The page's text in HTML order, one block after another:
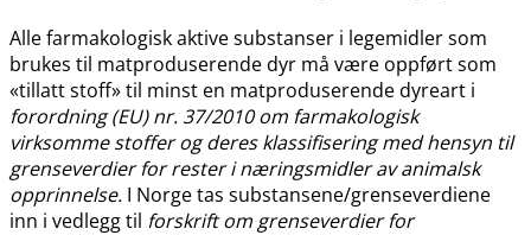
Alle farmakologisk aktive substanser i legemidler som
brukes til matproduserende dyr må være oppført som
«tillatt stoff» til minst en matproduserende dyreart i
forordning (EU) nr. 37/2010 om farmakologisk
virksomme stoffer og deres klassifisering med hensyn til
grenseverdier for rester i næringsmidler av animalsk
opprinnelse. I Norge tas substansene​/​grenseverdiene
inn i vedlegg til forskrift om grenseverdier for